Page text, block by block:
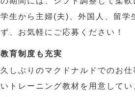
学生から主婦(夫)、外国人、留学
ず、お気軽にご応募ください！
教育制度も充実
久しぶりのマクドナルドでのお
いトレーニング教材を用意して